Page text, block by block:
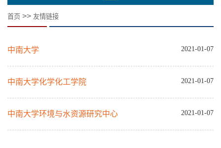
首页 >> 友情链接
中南大学 2021-01-07
中南大学化学化工学院 2021-01-07
中南大学环境与水资源研究中心 2021-01-07